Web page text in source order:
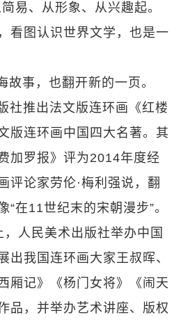
易、从形象、从兴趣起。
看图认识世界文学，也是一
故事，也翻开新的一页。
社推出法文版连环画《红楼
版连环画中国四大名著。其
加罗报》评为2014年度经
评论家劳伦·梅利强说，翻
“在11世纪末的宋朝漫步”。
人民美术出版社举办中国
出我国连环画大家王叔晖、
厢记》《杨门女将》《闹天
品，并举办艺术讲座、版权